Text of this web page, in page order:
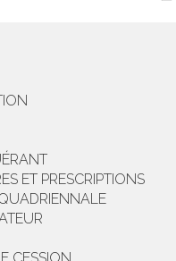
ET PRESCRIPTIONS